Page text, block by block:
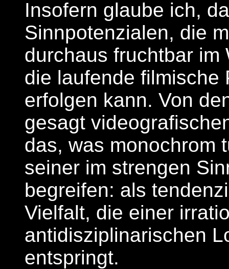
Insofern glaube ich,
Sinnpotenzialen, die
durchaus fruchtbar im
die laufende filmische
erfolgen kann. Von
gesagt
das, was monochrom
seiner im strengen
begreifen: als
Vielfalt, die einer
antidisziplinarischen
entspringt.